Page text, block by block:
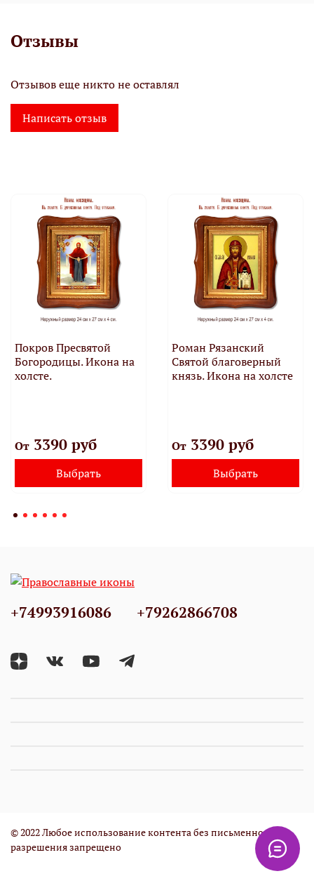
Отзывы
Отзывов еще никто не оставлял
Написать отзыв
Покров Пресвятой
Богородицы. Икона на
холсте.
От3390 руб
Выбрать
Роман Рязанский
Святой благоверный
князь. Икона на холсте
От3390 руб
Выбрать
+74993916086 +79262866708
© 2022 Любое использование контента без письменного
разрешения запрещено